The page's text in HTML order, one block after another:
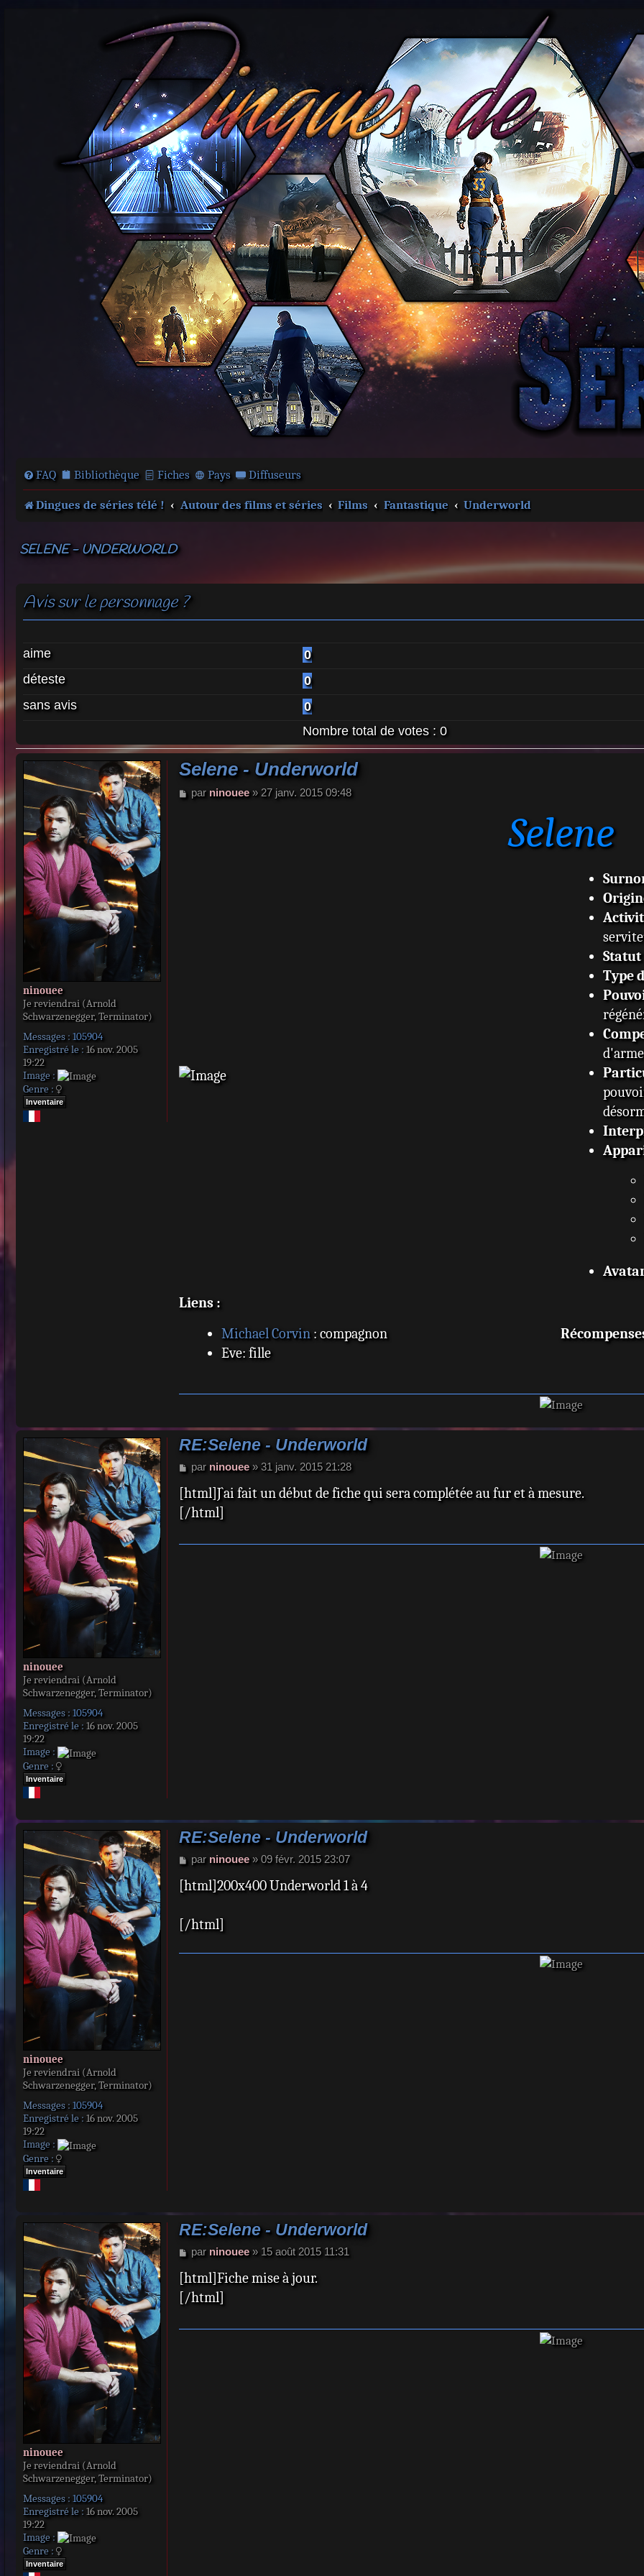
FAQ Bibliothèque Fiches Pays Diffuseurs
Dingues de séries télé ! Autour des films et séries Films Fantastique Underworld
SELENE - UNDERWORLD
Avis sur le personnage ?
aime 0
déteste
0
sans avis
0
Nombre total de votes : 0
ninouee
Je reviendrai (Arnold
Schwarzenegger, Terminator)
Messages : 105904
Enregistré le : 16 nov. 2005
19:22
Image :
Genre :
Inventaire
Selene - Underworld
M
par ninouee» 27 janv. 2015 09:48
Selene
Statut
Type
Liens :
Michael Corvin: compagnon
Eve: fille
ninouee
Je reviendrai (Arnold
Schwarzenegger, Terminator)
Messages : 105904
Enregistré le : 16 nov. 2005
19:22
Image :
Genre :
Inventaire
RE:Selene - Underworld
M
s
s
a
e
par ninouee» 31 janv. 2015 21:28
[html]J`ai fait un début de fiche qui sera complétée au fur et à mesure.
[/html]
ninouee
Je reviendrai (Arnold
Schwarzenegger, Terminator)
Messages : 105904
Enregistré le : 16 nov. 2005
19:22
Image :
Genre :
Inventaire
RE:Selene - Underworld
M
s
g
par ninouee» 09 févr. 2015 23:07
[html]200x400 Underworld 1 à 4
[/html]
ninouee
Je reviendrai (Arnold
Schwarzenegger, Terminator)
Messages : 105904
Enregistré le : 16 nov. 2005
19:22
Image :
Genre :
Inventaire
RE:Selene - Underworld
M
s
s
a
e
par ninouee» 15 août 2015 11:31
[html]Fiche mise à jour.
[/html]